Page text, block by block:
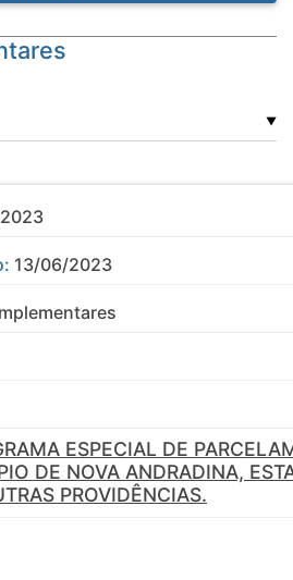
▼
13/06/2023
ESPECIAL DE
DE NOVA ANDRADINA,
PROVIDÊNCIAS.